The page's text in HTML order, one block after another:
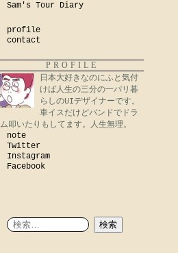
Sam's Tour Diary
profile
contact
PROFILE
日本大好きなのにふと気付
けば人生の三分の一パリ暮
らしのUIデザイナーです。
車イスだけどバンドでドラ
ム叩いたりもしてます。人生無理。
note
Twitter
Instagram
Facebook